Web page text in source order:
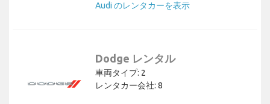
Audi のレンタカーを表示
Dodge レンタル
車両タイプ: 2
レンタカー会社: 8